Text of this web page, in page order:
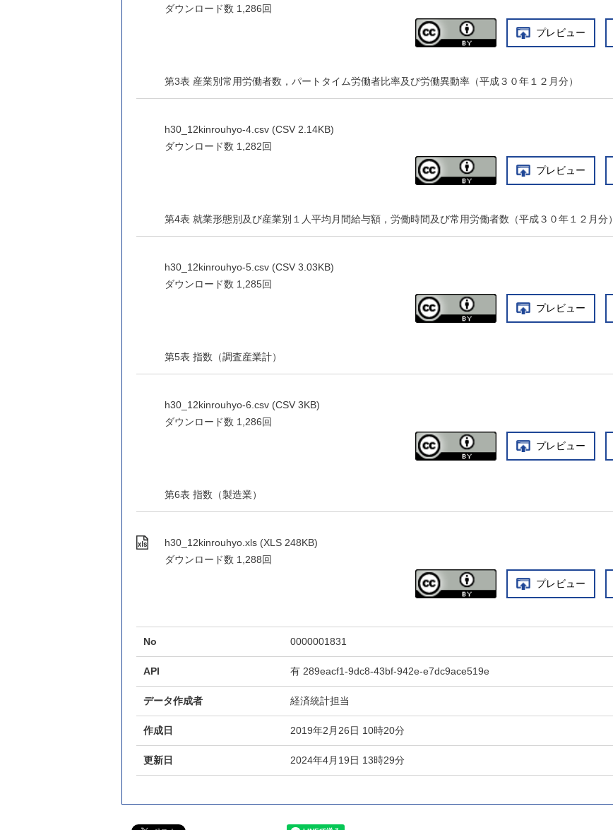
ダウンロード数 1,286回
プレビュー
第3表 産業別常用労働者数，パートタイム労働者比率及び労働異動率（平成３０年１２月分）
h30_12kinrouhyo-4.csv (CSV 2.14KB)
ダウンロード数 1,282回
プレビュー
第4表 就業形態別及び産業別１人平均月間給与額，労働時間及び常用労働者数（平成３０年１２月分）
h30_12kinrouhyo-5.csv (CSV 3.03KB)
ダウンロード数 1,285回
プレビュー
第5表 指数（調査産業計）
h30_12kinrouhyo-6.csv (CSV 3KB)
ダウンロード数 1,286回
プレビュー
第6表 指数（製造業）
h30_12kinrouhyo.xls (XLS 248KB)
ダウンロード数 1,288回
プレビュー
No 0000001831
API 有 289eacf1-9dc8-43bf-942e-e7dc9ace519e
データ作成者 経済統計担当
作成日 2019年2月26日 10時20分
更新日 2024年4月19日 13時29分